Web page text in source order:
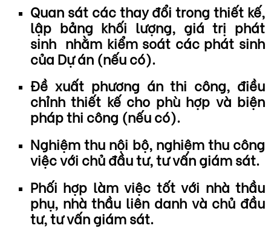
Quan sát các thay đổi trong thiết kế,
lập bảng khối lượng, giá trị phát
sinh nhằm kiểm soát các phát sinh
của Dự án (nếu có).
Đề xuất phương án thi công, điều
chỉnh thiết kế cho phù hợp và biện
pháp thi công (nếu có).
Nghiệm thu nội bộ, nghiệm thu công
việc với chủ đầu tư, tư vấn giám sát.
Phối hợp làm việc tốt với nhà thầu
phụ, nhà thầu liên danh và chủ đầu
tư, tư vấn giám sát.